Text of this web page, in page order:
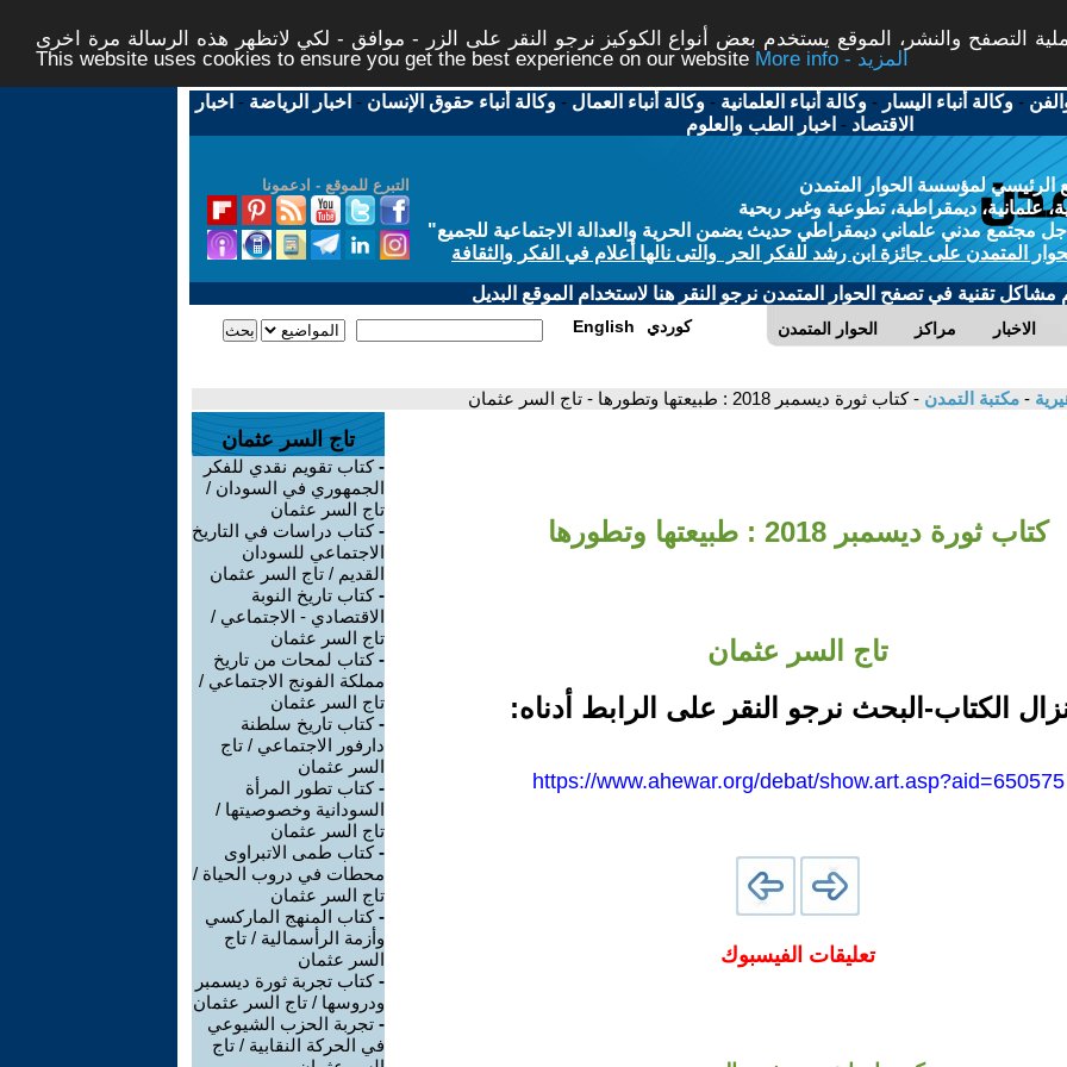
التصفح والنشر، الموقع يستخدم بعض أنواع الكوكيز نرجو النقر على الزر - موافق - لكي لاتظهر هذه الرسالة مرة اخرى -
This website uses cookies to ensure you get the best experience on our website
More info - المزيد
-وكالة أنباء اليسار -وكالة أنباء العلمانية -وكالة أنباء العمال -وكالة أنباء حقوق الإنسان - اخبار الرياضة - اخبار
الاقتصاد - اخبار الطب والعلوم
التبرع للموقع - ادعمونا
الرئيسي لمؤسسة الحوار المتمدن
علمانية، ديمقراطية، تطوعية وغير ربحية
مجتمع مدني علماني ديمقراطي حديث يضمن الحرية والعدالة الاجتماعية للجميع"
المتمدن على جائزة ابن رشد للفكر الحر والتى نالها أعلام في الفكر والثقافة
مشاكل تقنية في تصفح الحوار المتمدن نرجو النقر هنا لاستخدام الموقع البديل
الحوار المتمدن مراكز الاخبار English كوردي
- مكتبة التمدن - كتاب ثورة ديسمبر 2018 : طبيعتها وتطورها - تاج السر عثمان
كتاب ثورة ديسمبر 2018 : طبيعتها وتطورها
تاج السر عثمان
الكتاب-البحث نرجو النقر على الرابط أدناه:
https://www.ahewar.org/debat/show.art.asp?aid=650575
تعليقات الفيسبوك
تاج السر عثمان
-كتاب تقويم نقدي للفكر
الجمهوري في السودان /
تاج السر عثمان
-كتاب دراسات في التاريخ
الاجتماعي للسودان
القديم / تاج السر عثمان
-كتاب تاريخ النوبة
الاقتصادي - الاجتماعي /
تاج السر عثمان
-كتاب لمحات من تاريخ
مملكة الفونج الاجتماعي /
تاج السر عثمان
-كتاب تاريخ سلطنة
دارفور الاجتماعي / تاج
السر عثمان
-كتاب تطور المرأة
السودانية وخصوصيتها /
تاج السر عثمان
-كتاب طمى الاتبراوى
محطات في دروب الحياة /
تاج السر عثمان
-كتاب المنهج الماركسي
وأزمة الرأسمالية / تاج
السر عثمان
-كتاب تجربة ثورة ديسمبر
ودروسها / تاج السر عثمان
- تجربة الحزب الشيوعي
في الحركة النقابية / تاج